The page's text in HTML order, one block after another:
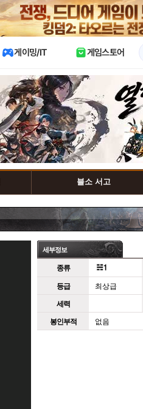
X
게이밍/IT 게임스토어
블소 서고
세부정보
종류
등급 최상급
세력
봉인부적 없음